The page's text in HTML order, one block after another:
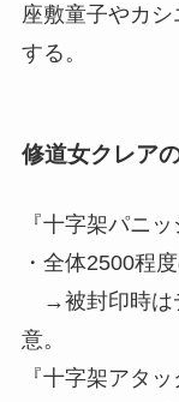
座敷童子やカ
する。
修道女クレア
『十字架パニッ
・全体2500程
→被封印時は
意。
『十字架アタッ